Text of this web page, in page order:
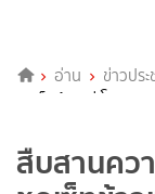
อ่าน ข่าวปร
ชุดเซ็ทข้าวแช่ โรงแร
สืบสานคว